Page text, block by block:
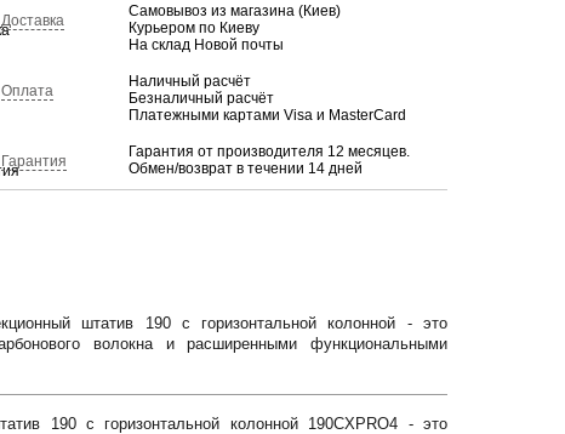
Доставка
Самовывоз из магазина (Киев)
Курьером по Киеву
На склад Новой почты
Оплата
Наличный расчёт
Безналичный расчёт
Платежными картами Visa и MasterCard
Гарантия
Гарантия от производителя 12 месяцев.
Обмен/возврат в течении 14 дней
штатив 190 с горизонтальной колонной - это
волокна и расширенными функциональными
190 с горизонтальной колонной 190CXPRO4 - это